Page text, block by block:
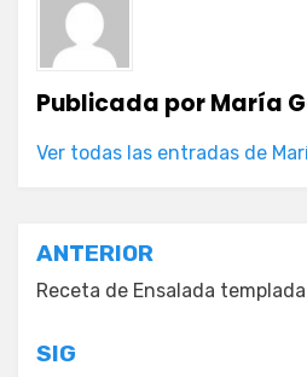
Publicada porMaría
Ver todas las entradas de
Navegación
de
entradas
ANTERIOR
Receta de Ensalada
SIG